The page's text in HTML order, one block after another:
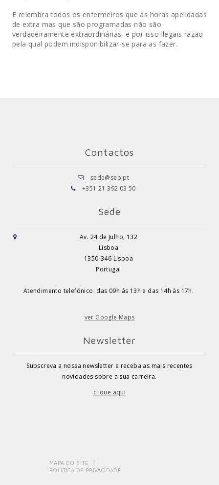
E relembra todos os enfermeiros que as horas apelidadas
de extra mas que são programadas não são
verdadeiramente extraordinárias, e por isso ilegais razão
pela qual podem indisponibilizar-se para as fazer.
Contactos
sede@sep.pt
+351 21 392 03 50
Sede
Av. 24 de Julho, 132
Lisboa
1350-346 Lisboa
Portugal
Atendimento telefónico: das 09h às 13h e das 14h às 17h.
ver Google Maps
Newsletter
Subscreva a nossa newsletter e receba as mais recentes
novidades sobre a sua carreira.
clique aqui
MAPA DO SITE
POLÍTICA DE PRIVACIDADE